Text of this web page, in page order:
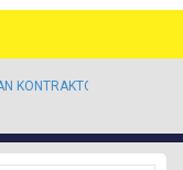
KONTRAKTOR KALI